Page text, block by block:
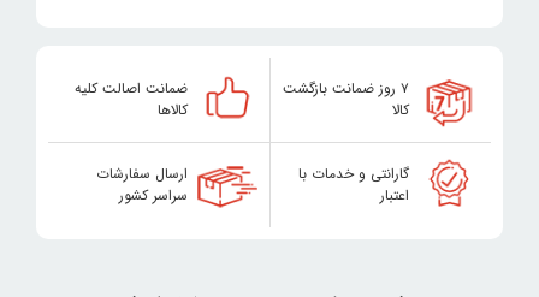
۷ روز ضمانت بازگشت
کالا
ضمانت اصالت کلیه
کالاها
گارانتی و خدمات با
اعتبار
ارسال سفارشات
سراسر کشور